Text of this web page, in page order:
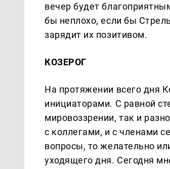
вечер будет
бы неплохо, если бы
зарядит их позитивом.
КОЗЕРОГ
На протяжении всего дня
инициаторами. С равной
мировоззрении, так и
с коллегами, и с членами
вопросы, то желательно
уходящего дня. Сегодня